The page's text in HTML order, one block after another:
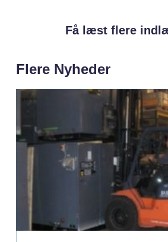
Få læst flere
Flere Nyheder